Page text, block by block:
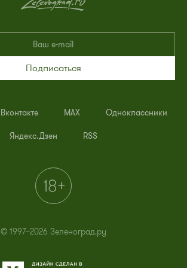
Подписаться
Вконтакте MAX Одноклассники
Яндекс.Дзен RSS
© 1997–2026 Зеленоград.ру